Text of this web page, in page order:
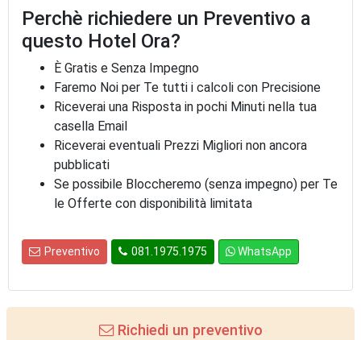
Perchè richiedere un Preventivo a
questo Hotel Ora?
È Gratis e Senza Impegno
Faremo Noi per Te tutti i calcoli con Precisione
Riceverai una Risposta in pochi Minuti nella tua
casella Email
Riceverai eventuali Prezzi Migliori non ancora
pubblicati
Se possibile Bloccheremo (senza impegno) per Te
le Offerte con disponibilità limitata
Preventivo 081.1975.1975 WhatsApp
Richiedi un preventivo